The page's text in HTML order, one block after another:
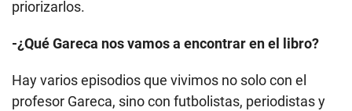
priorizarlos.
-¿Qué Gareca nos vamos a encontrar en el libro?
Hay varios episodios que vivimos no solo con el
profesor Gareca, sino con futbolistas, periodistas y